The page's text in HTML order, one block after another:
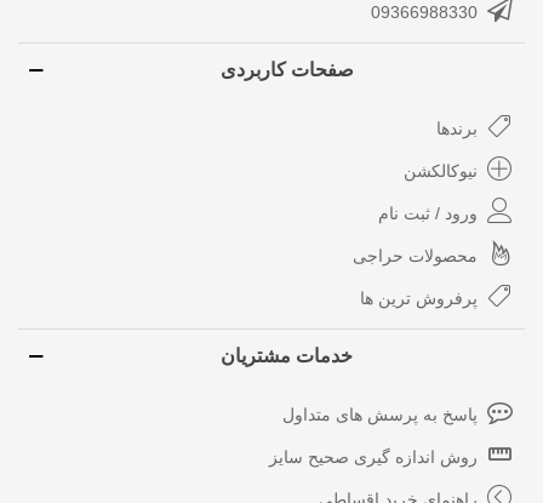
09366988330
صفحات کاربردی
برندها
نیوکالکشن
ورود / ثبت نام
محصولات حراجی
پرفروش ترین ها
خدمات مشتریان
پاسخ به پرسش های متداول
روش اندازه گیری صحیح سایز
راهنمای خرید اقساطی